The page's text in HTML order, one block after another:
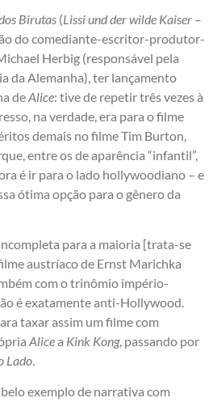
Birutas (Lissi und der wilde Kaiser –
do comediante-escritor-produtor-
Herbig (responsável pela
da Alemanha), ter lançamento
deAlice: tive de repetir três vezes à
na verdade, era para o filme
demais no filme Tim Burton,
entre os de aparência “infantil”,
é ir para o lado hollywoodiano – e
ótima opção para o gênero da
para a maioria [trata-se
austríaco de Ernst Marichka
com o trinômio império-
é exatamente anti-Hollywood.
taxar assim um filme com
Alicea Kink Kong, passando por
Lado.
exemplo de narrativa com